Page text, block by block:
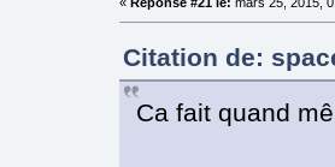
Citation de:
Ca fait quand